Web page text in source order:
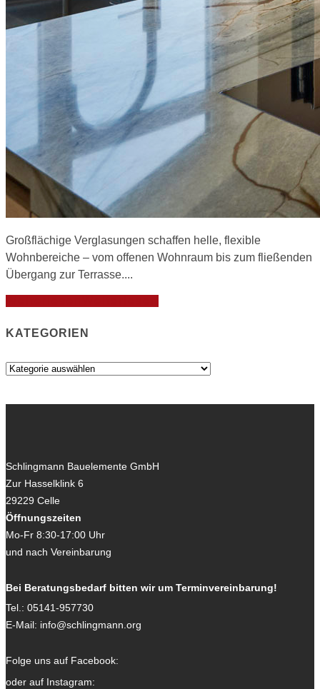
Großflächige Verglasungen schaffen helle, flexible
Wohnbereiche – vom offenen Wohnraum bis zum fließenden
Übergang zur Terrasse....
KATEGORIEN
Kategorien
Schlingmann Bauelemente GmbH
Zur Hasselklink 6
29229 Celle
Öffnungszeiten
Mo-Fr 8:30-17:00 Uhr
und nach Vereinbarung
Bei Beratungsbedarf bitten wir um Terminvereinbarung!
Tel.: 05141-957730
E-Mail: info@schlingmann.org
Folge uns auf Facebook:
oder auf Instagram: